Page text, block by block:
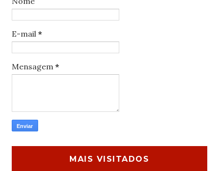
E-mail *
Mensagem *
MAIS VISITADOS